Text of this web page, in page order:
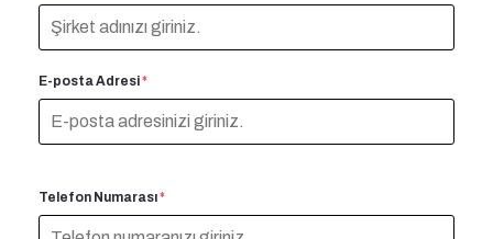
E-posta Adresi*
Telefon Numarası*